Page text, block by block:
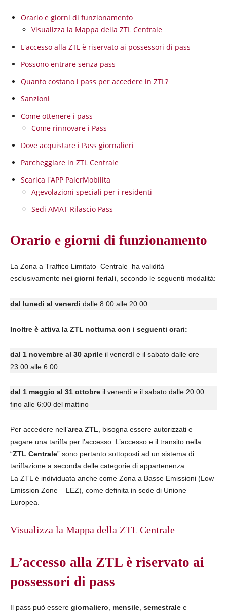
Orario e giorni di funzionamento
Visualizza la Mappa della ZTL Centrale
L'accesso alla ZTL è riservato ai possessori di pass
Possono entrare senza pass
Quanto costano i pass per accedere in ZTL?
Sanzioni
Come ottenere i pass
Come rinnovare i Pass
Dove acquistare i Pass giornalieri
Parcheggiare in ZTL Centrale
Scarica l'APP PalerMobilita
Agevolazioni speciali per i residenti
Sedi AMAT Rilascio Pass
Orario e giorni di funzionamento
La Zona a Traffico Limitato Centrale ha validità
esclusivamente nei giorni feriali , secondo le seguenti modalità:
dal lunedì al venerdì dalle 8:00 alle 20:00
Inoltre è attiva la ZTL notturna con i seguenti orari:
dal 1 novembre al 30 aprile il venerdì e il sabato dalle ore
23:00 alle 6:00
dal 1 maggio al 31 ottobre il venerdì e il sabato dalle 20:00
fino alle 6:00 del mattino
Per accedere nell’area ZTL , bisogna essere autorizzati e
pagare una tariffa per l’accesso. L’accesso e il transito nella
“ZTL Centrale” sono pertanto sottoposti ad un sistema di
tariffazione a seconda delle categorie di appartenenza.
La ZTL è individuata anche come Zona a Basse Emissioni (Low
Emission Zone – LEZ), come definita in sede di Unione
Europea.
Visualizza la Mappa della ZTL Centrale
L’accesso alla ZTL è riservato ai
possessori di pass
Il pass può essere giornaliero mensile semestrale e